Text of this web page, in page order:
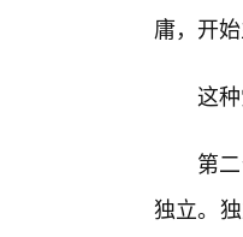
庸，开
这
第
独立。